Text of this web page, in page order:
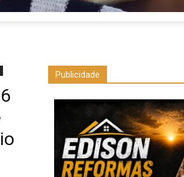
Publicidade